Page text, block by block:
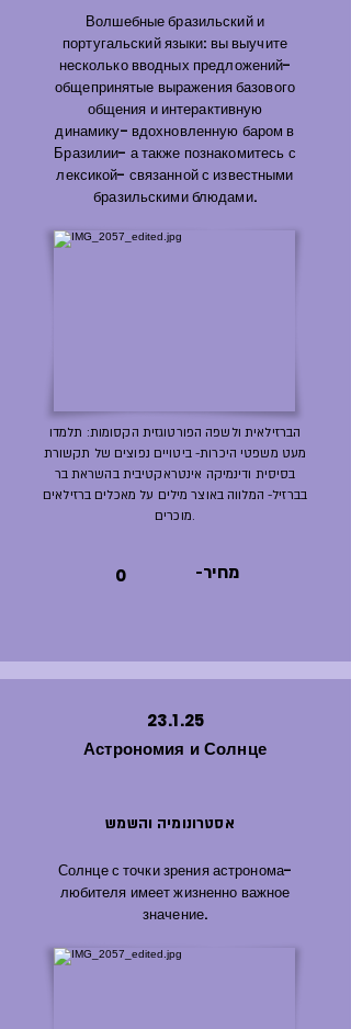
Волшебные бразильский и
португальский языки: вы выучите
несколько вводных предложений-
общепринятые выражения базового
общения и интерактивную
динамику- вдохновленную баром в
Бразилии- а также познакомитесь с
лексикой- связанной с известными
бразильскими блюдами.
הברזילאית ולשפה הפורטוגזית הקסומות: תלמדו
מעט משפטי היכרות- ביטויים נפוצים של תקשורת
בסיסית ודינמיקה אינטראקטיבית בהשראת בר
בברזיל- המלווה באוצר מילים על מאכלים ברזילאים
מוכרים.
0 -מחיר
23.1.25
Астрономия и Солнце
אסטרונומיה והשמש
Солнце с точки зрения астронома-
любителя имеет жизненно важное
значение.